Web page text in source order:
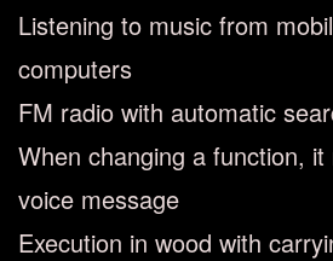
Listening to music from
computers
FM radio with automatic
When changing a function,
voice message
Execution in wood with